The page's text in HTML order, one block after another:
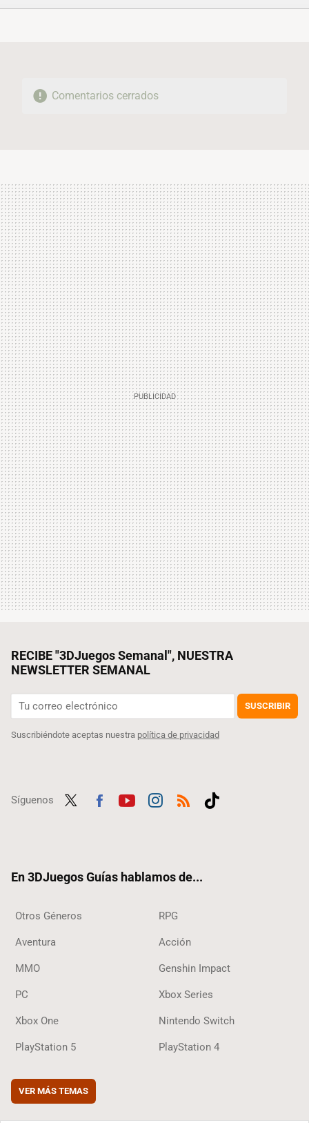
FACEBOOKTWITTERFLIPBOARD
E-
WHATSAPP
Comentarios cerrados
RECIBE "3DJuegos Semanal", NUESTRA
NEWSLETTER SEMANAL
SUSCRIBIR
Suscribiéndote aceptas nuestra política de privacidad
Síguenos
En 3DJuegos Guías hablamos de...
Otros Géneros RPG
Aventura Acción
MMO Genshin Impact
PC Xbox Series
Xbox One Nintendo Switch
PlayStation 5 PlayStation 4
VER MÁS TEMAS